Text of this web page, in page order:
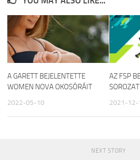
A GARETT BEJELENTETTE
WOMEN NOVA OKOSÓRÁIT
2022-05-10
AZ FSP
2021-12-
NEXT STORY